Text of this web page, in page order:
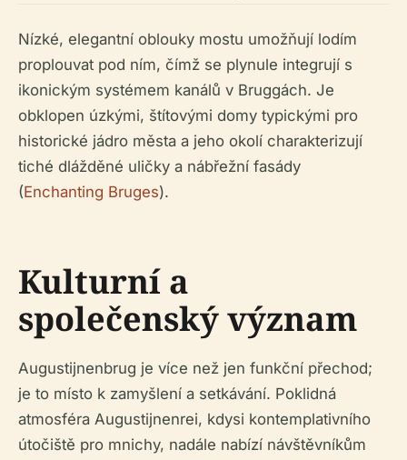
Nízké, elegantní oblouky mostu umožňují lodím
proplouvat pod ním, čímž se plynule integrují s
ikonickým systémem kanálů v Bruggách. Je
obklopen úzkými, štítovými domy typickými pro
historické jádro města a jeho okolí charakterizují
tiché dlážděné uličky a nábřežní fasády
(Enchanting Bruges).
Kulturní a
společenský význam
Augustijnenbrug je více než jen funkční přechod;
je to místo k zamyšlení a setkávání. Poklidná
atmosféra Augustijnenrei, kdysi kontemplativního
útočiště pro mnichy, nadále nabízí návštěvníkům